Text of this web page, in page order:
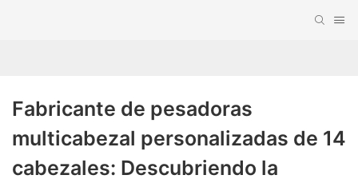
Fabricante de pesadoras
multicabezal personalizadas de 14
cabezales: Descubriendo la